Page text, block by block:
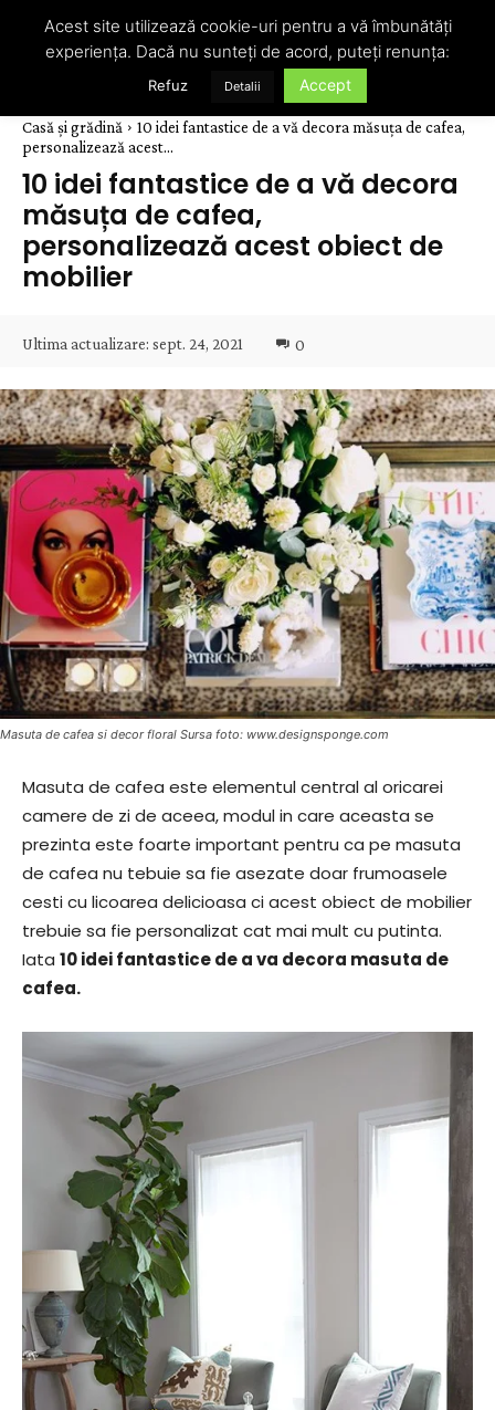
Casă și grădină
10 idei fantastice de a vă decora măsuța de cafea,
personalizează acest...
10 idei fantastice de a vă decora
măsuța de cafea,
personalizează acest obiect de
mobilier
Ultima actualizare: sept. 24, 2021 0
Masuta de cafea si decor floral Sursa foto: www.designsponge.com
Masuta de cafea este elementul central al oricarei
camere de zi de aceea, modul in care aceasta se
prezinta este foarte important pentru ca pe masuta
de cafea nu tebuie sa fie asezate doar frumoasele
cesti cu licoarea delicioasa ci acest obiect de mobilier
trebuie sa fie personalizat cat mai mult cu putinta.
Iata 10 idei fantastice de a va decora masuta de
cafea.
Acest site utilizează cookie-uri pentru a vă îmbunătăți
experiența. Dacă nu sunteți de acord, puteți renunța:
Refuz Detalii Accept